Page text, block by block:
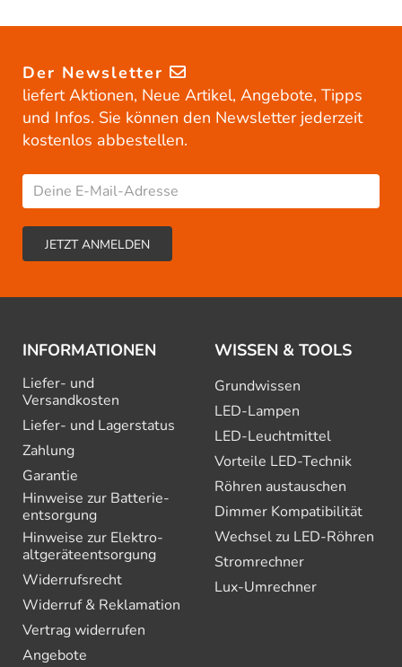
Der Newsletter
liefert Aktionen, Neue Artikel, Angebote, Tipps
und Infos. Sie können den Newsletter jederzeit
kostenlos abbestellen.
INFORMATIONEN
Liefer- und
Versandkosten
Liefer- und Lagerstatus
Zahlung
Garantie
Hinweise zur Batterie­
entsorgung
Hinweise zur Elektro­
altgeräte­entsorgung
Widerrufsrecht
Widerruf & Reklamation
Vertrag widerrufen
Angebote
WISSEN & TOOLS
Grundwissen
LED-Lampen
LED-Leuchtmittel
Vorteile LED-Technik
Röhren austauschen
Dimmer Kompatibilität
Wechsel zu LED-Röhren
Stromrechner
Lux-Umrechner